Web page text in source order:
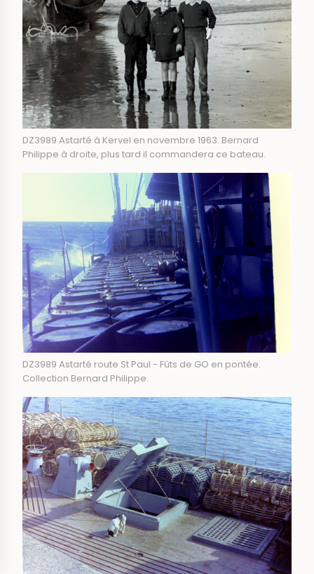
DZ3989 Astarté à Kervel en novembre 1963. Bernard
Philippe à droite, plus tard il commandera ce bateau.
DZ3989 Astarté route St Paul - Fûts de GO en pontée.
Collection Bernard Philippe.